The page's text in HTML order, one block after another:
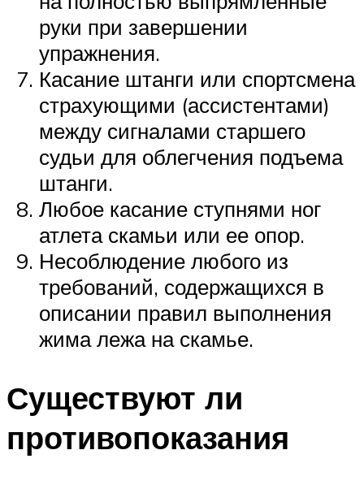
руки при завершении
упражнения.
Касание штанги или спортсмена
страхующими (ассистентами)
между сигналами старшего
судьи для облегчения подъема
штанги.
Любое касание ступнями ног
атлета скамьи или ее опор.
Несоблюдение любого из
требований, содержащихся в
описании правил выполнения
жима лежа на скамье.
Существуют ли
противопоказания